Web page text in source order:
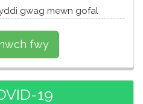
gwag mewn gofal
fwy
19